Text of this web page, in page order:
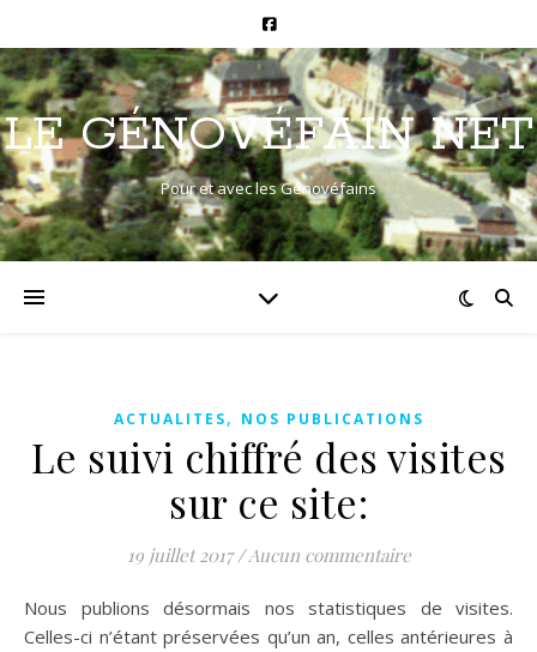
LE GÉNOVÉFAIN NET
Pour et avec les Génovéfains
ACTUALITES, NOS PUBLICATIONS
Le suivi chiffré des visites
sur ce site:
19 juillet 2017 /Aucun commentaire
Nous publions désormais nos statistiques de visites.
Celles-ci n’étant préservées qu’un an, celles antérieures à